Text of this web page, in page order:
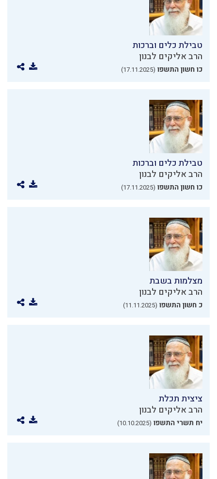
טבילת כלים וברכות
הרב אליקים לבנון
כו חשון התשפו (17.11.2025)
טבילת כלים וברכות
הרב אליקים לבנון
כו חשון התשפו (17.11.2025)
מצלמות בשבת
הרב אליקים לבנון
כ חשון התשפו (11.11.2025)
ציצית תכלת
הרב אליקים לבנון
יח תשרי התשפו (10.10.2025)